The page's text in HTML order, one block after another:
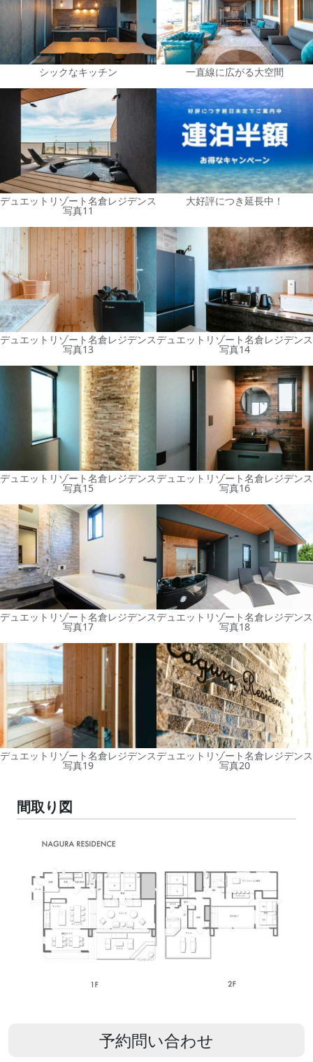
シックなキッチン 一直線に広がる大空間
デュエットリゾート名倉レジデンス
写真11
大好評につき延長中！
デュエットリゾート名倉レジデンス
写真13
デュエットリゾート名倉レジデンス
写真14
デュエットリゾート名倉レジデンス
写真15
デュエットリゾート名倉レジデンス
写真16
デュエットリゾート名倉レジデンス
写真17
デュエットリゾート名倉レジデンス
写真18
デュエットリゾート名倉レジデンス
写真19
デュエットリゾート名倉レジデンス
写真20
間取り図
予約問い合わせ